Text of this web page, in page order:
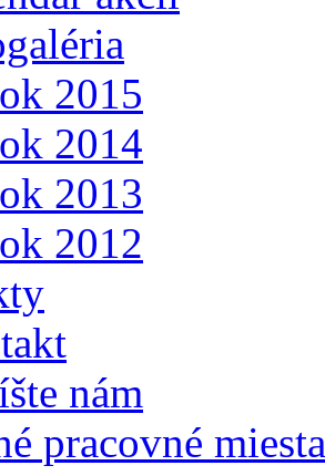
2015
2014
2013
2012
nám
pracovné miesta